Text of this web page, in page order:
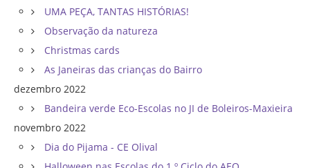
UMA PEÇA, TANTAS HISTÓRIAS!
Observação da natureza
Christmas cards
As Janeiras das crianças do Bairro
dezembro 2022
Bandeira verde Eco-Escolas no JI de Boleiros-Maxieira
novembro 2022
Dia do Pijama - CE Olival